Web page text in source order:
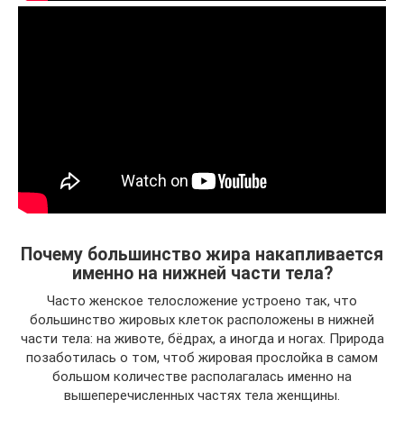
Почему большинство жира накапливается
именно на нижней части тела?
Часто женское телосложение устроено так, что
большинство жировых клеток расположены в нижней
части тела: на животе, бёдрах, а иногда и ногах. Природа
позаботилась о том, чтоб жировая прослойка в самом
большом количестве располагалась именно на
вышеперечисленных частях тела женщины.